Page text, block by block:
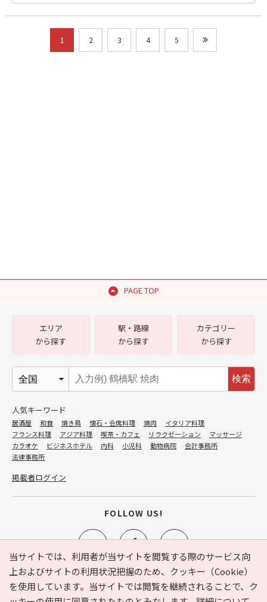
1 2 3 4 5
PAGE TOP
当サイトでは、利用者が当サイトを閲覧する際のサービス向
上およびサイトの利用状況把握のため、クッキー（Cookie）
を使用しています。当サイトでは閲覧を継続されることで、ク
e-NAVITA（イーナビタ）とは？ お気に入り
ヘルプ
エリア
から探す
駅・路線
から探す
カテゴリー
から探す
検索
人気キーワード
居酒屋 和食 焼き鳥 懐石・会席料理 焼肉
イタリア料理
フランス料理
アジア料理 喫茶・カフェ リラクゼーション
マッサージ
カラオケ
ビジネスホテル 内科 小児科 動物病院
会計事務所
法律事務所
掲載者ログイン
FOLLOW US!